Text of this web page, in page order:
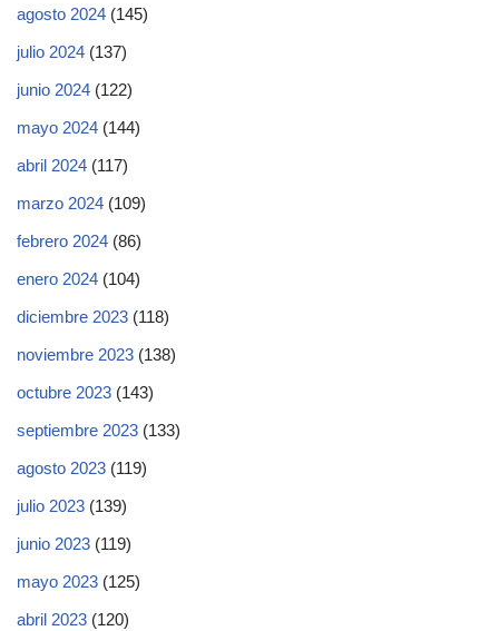
agosto 2024 (145)
julio 2024 (137)
junio 2024 (122)
mayo 2024 (144)
abril 2024 (117)
marzo 2024 (109)
febrero 2024 (86)
enero 2024 (104)
diciembre 2023 (118)
noviembre 2023 (138)
octubre 2023 (143)
septiembre 2023 (133)
agosto 2023 (119)
julio 2023 (139)
junio 2023 (119)
mayo 2023 (125)
abril 2023 (120)